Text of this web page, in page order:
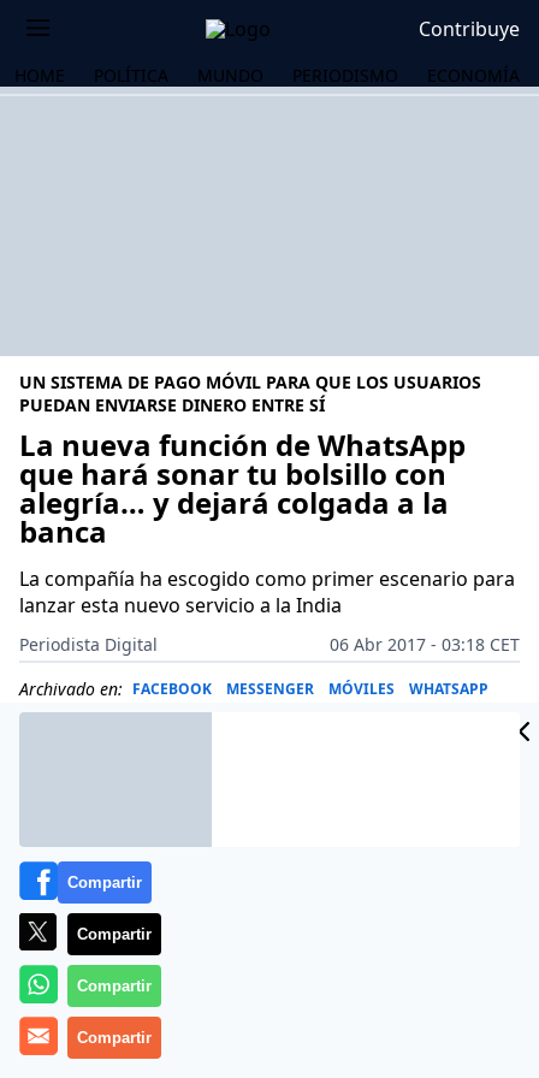
Contribuye
HOME POLÍTICA MUNDO PERIODISMO ECONOMÍA
UN SISTEMA DE PAGO MÓVIL PARA QUE LOS USUARIOS
PUEDAN ENVIARSE DINERO ENTRE SÍ
La nueva función de WhatsApp
que hará sonar tu bolsillo con
alegría… y dejará colgada a la
banca
La compañía ha escogido como primer escenario para
lanzar esta nuevo servicio a la India
Periodista Digital
06 Abr 2017 - 03:18 CET
Archivado en: FACEBOOK MESSENGER MÓVILES WHATSAPP
Compartir
Compartir
Compartir
Compartir